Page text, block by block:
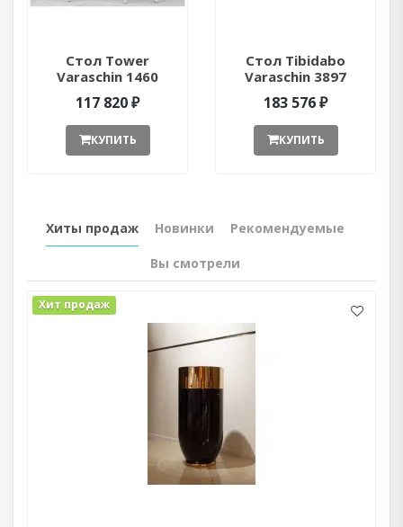
Стол Tower
Varaschin 1460
ant377052
117 820 ₽
КУПИТЬ
Стол Tibidabo
Varaschin 3897
ant377051
183 576 ₽
КУПИТЬ
Хиты продаж Новинки Рекомендуемые
Вы смотрели
Хит продаж